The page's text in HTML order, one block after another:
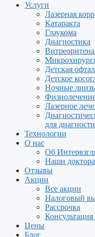
Услуги
Лазерная
Катаракта
Глаукома
Диагностика
Детская
Детское
Ночные
Лазерное
для
Технологии
О нас
Об
Наши доктора
Отзывы
Акции
Все акции
Налоговый
Рассрочка
Консультация
Цены
Блог